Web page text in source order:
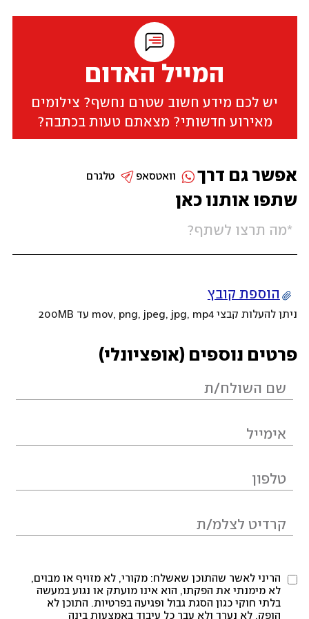
המייל האדום
יש לכם מידע חשוב שטרם נחשף? צילומים
מאירוע חדשותי? מצאתם טעות בכתבה?
שתפו אותנו כאן
הוספת קובץ
ניתן להעלות קבצי mov, png, jpeg, jpg, mp4 עד 200MB
פרטים נוספים (אופציונלי)
הריני לאשר שהתוכן שאשלח: מקורי, לא מזויף או מבוים,
לא מימנתי את הפקתו, הוא אינו מועתק או נגוע במעשה
בלתי חוקי כגון הסגת גבול ופגיעה בפרטיות. התוכן לא
הופק, לא נערך ולא עבר כל עיבוד באמצעות בינה
אפשר גם דרך טלגרם וואטסאפ